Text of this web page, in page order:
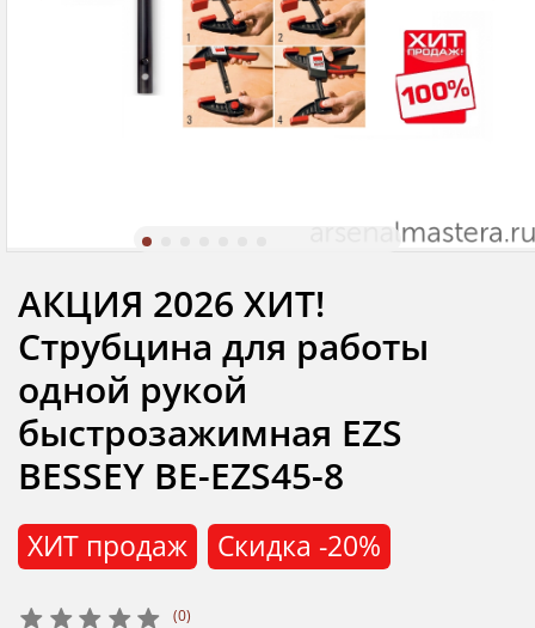
(0)
ХИТ продаж Скидка -20%
АКЦИЯ 2026 ХИТ!
Струбцина для работы
одной рукой
быстрозажимная EZS
BESSEY BE-EZS45-8